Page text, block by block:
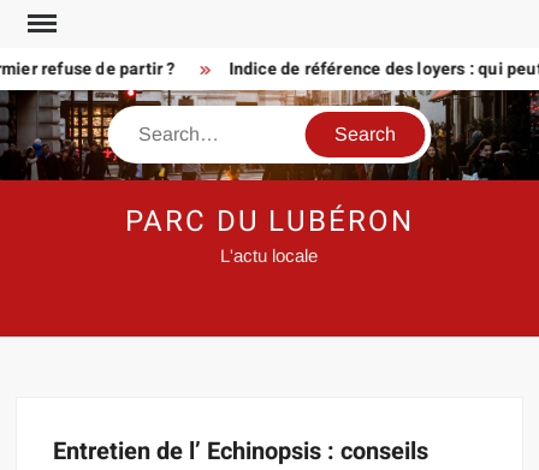
Skip
contentrefuse de partir ? Indice de référence des loyers : qui
Search
PARC DU LUBÉRON
L'actu locale
Entretien de l’ Echinopsis : conseils